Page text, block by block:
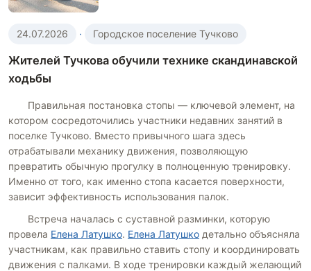
24.07.2026 · Городское поселение Тучково
Жителей Тучкова обучили технике скандинавской
ходьбы
Правильная постановка стопы — ключевой элемент, на
котором сосредоточились участники недавних занятий в
поселке Тучково. Вместо привычного шага здесь
отрабатывали механику движения, позволяющую
превратить обычную прогулку в полноценную тренировку.
Именно от того, как именно стопа касается поверхности,
зависит эффективность использования палок.
Встреча началась с суставной разминки, которую
провела Елена Латушко. Елена Латушко детально объясняла
участникам, как правильно ставить стопу и координировать
движения с палками. В ходе тренировки каждый желающий